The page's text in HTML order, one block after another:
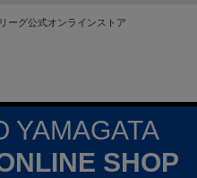
ーグ公式オンラインストア
YAMAGATA
SHOP